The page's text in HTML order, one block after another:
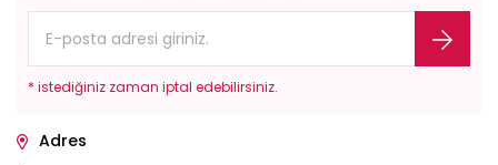
* istediğiniz zaman iptal edebilirsiniz.
Adres